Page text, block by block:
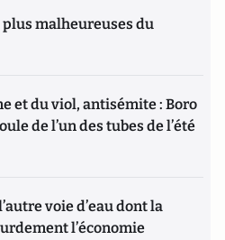
plus malheureuses du
et du viol, antisémite : Boro
de l’un des tubes de l’été
voie d’eau dont la
l’économie